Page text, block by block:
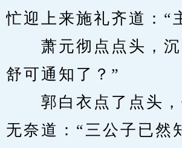
忙迎上来施礼齐道：“
萧元彻点点头，沉
舒可通知了？”
郭白衣点了点头，
无奈道：“三公子已然